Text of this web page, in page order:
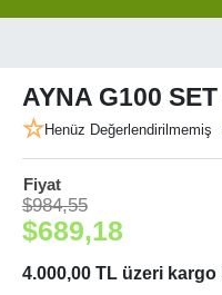
AYNA G100
Henüz Değerlendirilmemiş
Fiyat
$984,55
$689,18
4.000,00 TL üzeri kargo